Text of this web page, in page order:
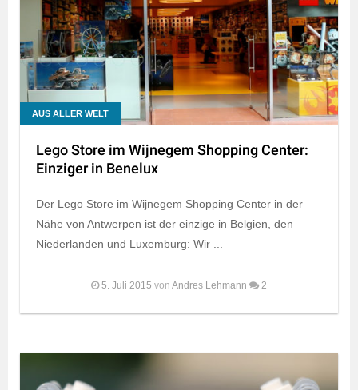
AUS ALLER WELT
Lego Store im Wijnegem Shopping Center:
Einziger in Benelux
Der Lego Store im Wijnegem Shopping Center in der
Nähe von Antwerpen ist der einzige in Belgien, den
Niederlanden und Luxemburg: Wir ...
5. Juli 2015 von Andres Lehmann 2